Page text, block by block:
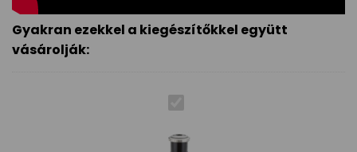
Gyakran ezekkel a kiegészítőkkel együtt
vásárolják: